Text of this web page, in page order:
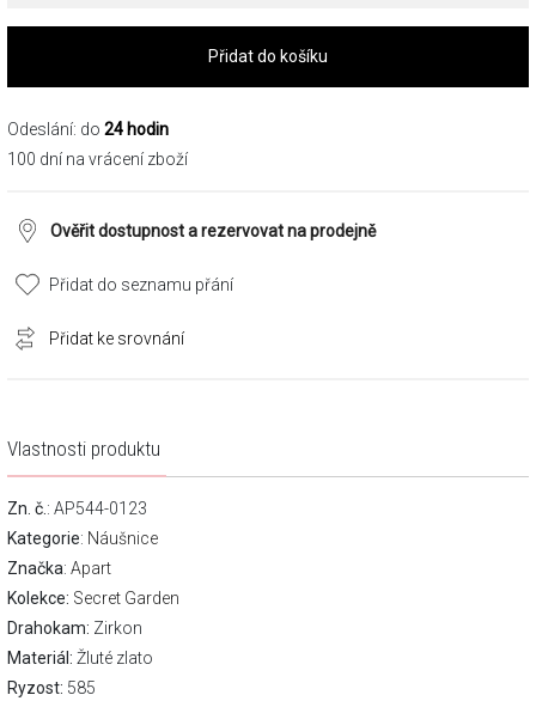
Přidat do košíku
Odeslání: do 24 hodin
100 dní na vrácení zboží
Ověřit dostupnost a rezervovat na prodejně
Přidat do seznamu přání
Přidat ke srovnání
Vlastnosti produktu
Zn. č. : AP544-0123
Kategorie: Náušnice
Značka: Apart
Kolekce: Secret Garden
Drahokam: Zirkon
Materiál: Žluté zlato
Ryzost: 585